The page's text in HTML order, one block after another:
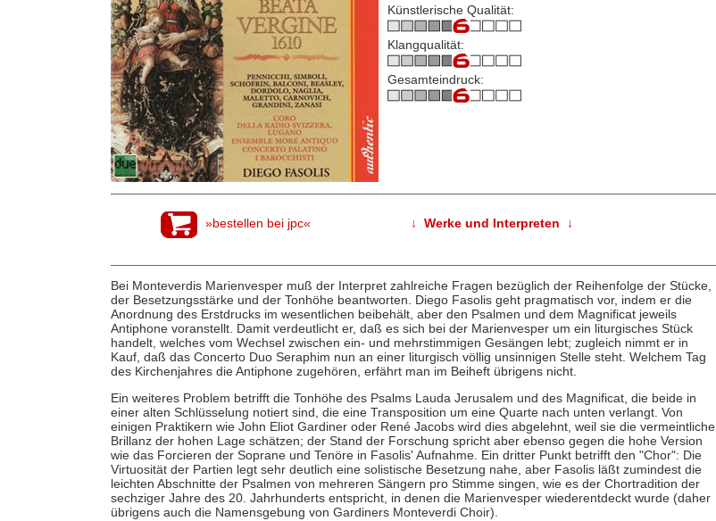
Künstlerische Qualität:
Klangqualität:
Gesamteindruck:
»bestellen bei jpc« ↓ Werke und Interpreten ↓
Bei Monteverdis Marienvesper muß der Interpret zahlreiche Fragen bezüglich der Reihenfolge der Stücke,
der Besetzungsstärke und der Tonhöhe beantworten. Diego Fasolis geht pragmatisch vor, indem er die
Anordnung des Erstdrucks im wesentlichen beibehält, aber den Psalmen und dem Magnificat jeweils
Antiphone voranstellt. Damit verdeutlicht er, daß es sich bei der Marienvesper um ein liturgisches Stück
handelt, welches vom Wechsel zwischen ein- und mehrstimmigen Gesängen lebt; zugleich nimmt er in
Kauf, daß das Concerto Duo Seraphim nun an einer liturgisch völlig unsinnigen Stelle steht. Welchem Tag
des Kirchenjahres die Antiphone zugehören, erfährt man im Beiheft übrigens nicht.
Ein weiteres Problem betrifft die Tonhöhe des Psalms Lauda Jerusalem und des Magnificat, die beide in
einer alten Schlüsselung notiert sind, die eine Transposition um eine Quarte nach unten verlangt. Von
einigen Praktikern wie John Eliot Gardiner oder René Jacobs wird dies abgelehnt, weil sie die vermeintliche
Brillanz der hohen Lage schätzen; der Stand der Forschung spricht aber ebenso gegen die hohe Version
wie das Forcieren der Soprane und Tenöre in Fasolis' Aufnahme. Ein dritter Punkt betrifft den "Chor": Die
Virtuosität der Partien legt sehr deutlich eine solistische Besetzung nahe, aber Fasolis läßt zumindest die
leichten Abschnitte der Psalmen von mehreren Sängern pro Stimme singen, wie es der Chortradition der
sechziger Jahre des 20. Jahrhunderts entspricht, in denen die Marienvesper wiederentdeckt wurde (daher
übrigens auch die Namensgebung von Gardiners Monteverdi Choir).